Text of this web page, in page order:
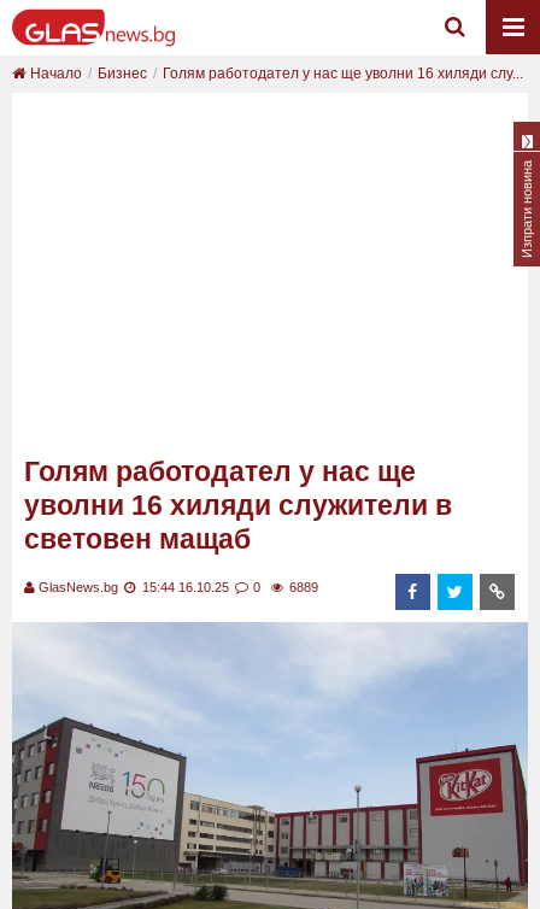
Начало Бизнес Голям работодател у нас ще уволни 16 хиляди слу...
Голям работодател у нас ще
уволни 16 хиляди служители в
световен мащаб
GlasNews.bg 15:44 16.10.25 0 6889
Изпрати новина